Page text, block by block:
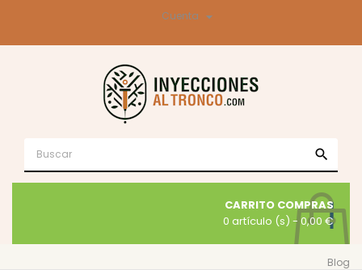
Cuenta 
search
CARRITO COMPRAS
0 artículo (s) - 0,00 €
Blog